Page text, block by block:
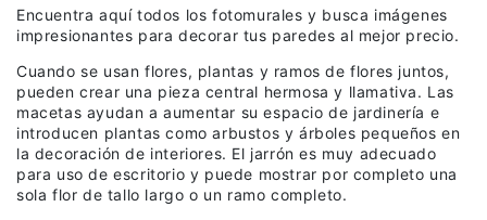
Encuentra aquí todos los fotomurales y busca imágenes
impresionantes para decorar tus paredes al mejor precio.
Cuando se usan flores, plantas y ramos de flores juntos,
pueden crear una pieza central hermosa y llamativa. Las
macetas ayudan a aumentar su espacio de jardinería e
introducen plantas como arbustos y árboles pequeños en
la decoración de interiores. El jarrón es muy adecuado
para uso de escritorio y puede mostrar por completo una
sola flor de tallo largo o un ramo completo.